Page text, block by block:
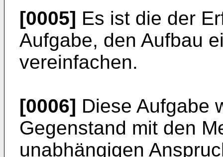
[0005] Es ist die der
Aufgabe, den Aufbau
vereinfachen.
[0006] Diese Aufgabe
Gegenstand mit den
unabhängigen